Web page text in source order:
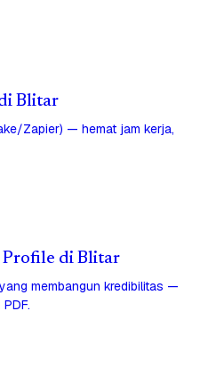
Blitar
Zapier) — hemat jam kerja,
Profile di Blitar
membangun kredibilitas —